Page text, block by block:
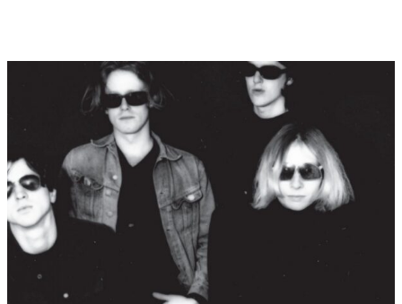
‘VAMPIRI’?